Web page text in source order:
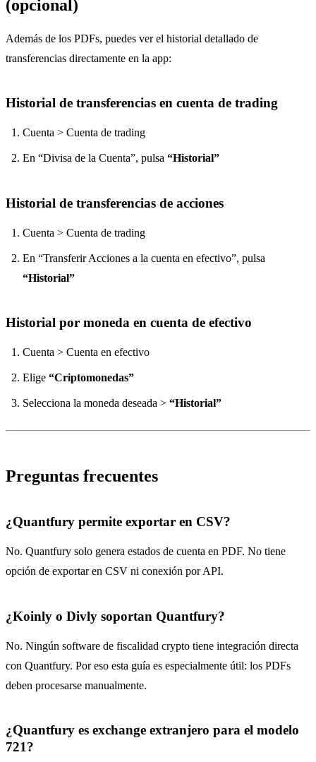
(opcional)
Además de los PDFs, puedes ver el historial detallado de
transferencias directamente en la app:
Historial de transferencias en cuenta de trading
Cuenta > Cuenta de trading
En “Divisa de la Cuenta”, pulsa “Historial”
Historial de transferencias de acciones
Cuenta > Cuenta de trading
En “Transferir Acciones a la cuenta en efectivo”, pulsa
“Historial”
Historial por moneda en cuenta de efectivo
Cuenta > Cuenta en efectivo
Elige “Criptomonedas”
Selecciona la moneda deseada > “Historial”
Preguntas frecuentes
¿Quantfury permite exportar en CSV?
No. Quantfury solo genera estados de cuenta en PDF. No tiene
opción de exportar en CSV ni conexión por API.
¿Koinly o Divly soportan Quantfury?
No. Ningún software de fiscalidad crypto tiene integración directa
con Quantfury. Por eso esta guía es especialmente útil: los PDFs
deben procesarse manualmente.
¿Quantfury es exchange extranjero para el modelo
721?